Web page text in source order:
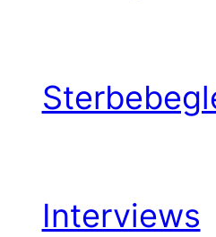
Interviews